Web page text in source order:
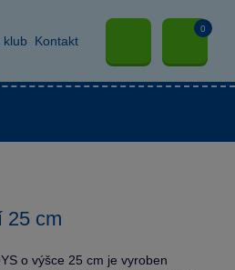
klub Kontakt
0
25 cm
o výšce 25 cm je vyroben